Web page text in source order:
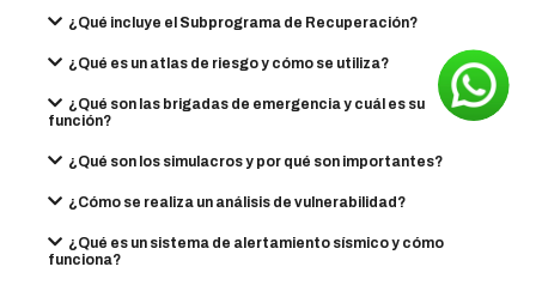
¿Qué incluye el Subprograma de Recuperación?
¿Qué es un atlas de riesgo y cómo se utiliza?
¿Qué son las brigadas de emergencia y cuál es su
función?
¿Qué son los simulacros y por qué son importantes?
¿Cómo se realiza un análisis de vulnerabilidad?
¿Qué es un sistema de alertamiento sísmico y cómo
funciona?